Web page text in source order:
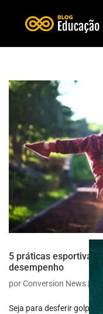
5 práticas esportivas
desempenho
porConversion News |
Seja para desferir golpes